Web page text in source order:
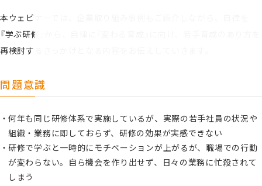
本ウェビナーでは、企業取り組み事例もご紹介しながら、自律を
『学ぶ研修』から、自律に『変わる育成』に向け、若手育成のあり方を
再検討するきっかけとなる内容をお伝えしていきます。
問題意識
何年も同じ研修体系で実施しているが、実際の若手社員の状況や
組織・業務に即しておらず、研修の効果が実感できない
研修で学ぶと一時的にモチベーションが上がるが、職場での行動
が変わらない。自ら機会を作り出せず、日々の業務に忙殺されて
しまう